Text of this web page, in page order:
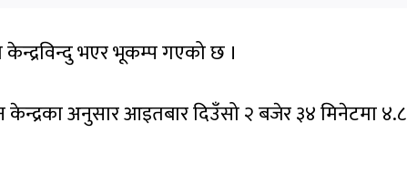
भएर भूकम्प गएको छ ।
केन्द्रका अनुसार आइतबार दिउँसो २ बजेर ३४ मिनेटमा ४.८